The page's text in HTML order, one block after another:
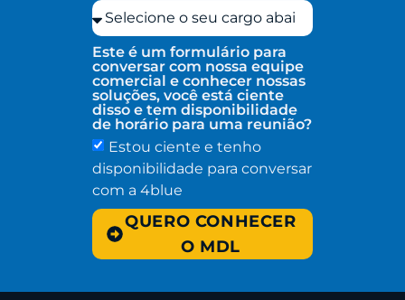
Este é um formulário para
conversar com nossa equipe
comercial e conhecer nossas
soluções, você está ciente
disso e tem disponibilidade
de horário para uma reunião?
Estou ciente e tenho
disponibilidade para conversar
com a 4blue
QUERO CONHECER
O MDL